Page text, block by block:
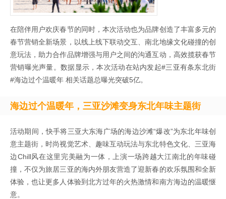
在陪伴用户欢庆春节的同时，本次活动也为品牌创造了丰富多元的
春节营销全新场景，以线上线下联动交互、南北地缘文化碰撞的创
意玩法，助力合作品牌增强与用户之间的沟通互动，高效揽获春节
营销曝光声量。数据显示，本次活动在站内发起#三亚有条东北街
#海边过个温暖年 相关话题总曝光突破5亿。
海边过个温暖年，三亚沙滩变身东北年味主题街
活动期间，快手将三亚大东海广场的海边沙滩“爆改”为东北年味创
意主题街，时尚视觉艺术、趣味互动玩法与东北特色文化、三亚海
边Chill风在这里完美融为一体，上演一场跨越大江南北的年味碰
撞，不仅为旅居三亚的海内外朋友营造了迎新春的欢乐氛围和全新
体验，也让更多人体验到北方过年的火热激情和南方海边的温暖惬
意。